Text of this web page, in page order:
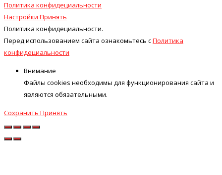
Политика конфидециальности
Настройки Принять
Политика конфидециальности.
Перед использованием сайта ознакомьтесь сПолитика
конфидециальности
Внимание
Файлы cookies необходимы для функционирования сайта и
являются обязательными.
Сохранить Принять